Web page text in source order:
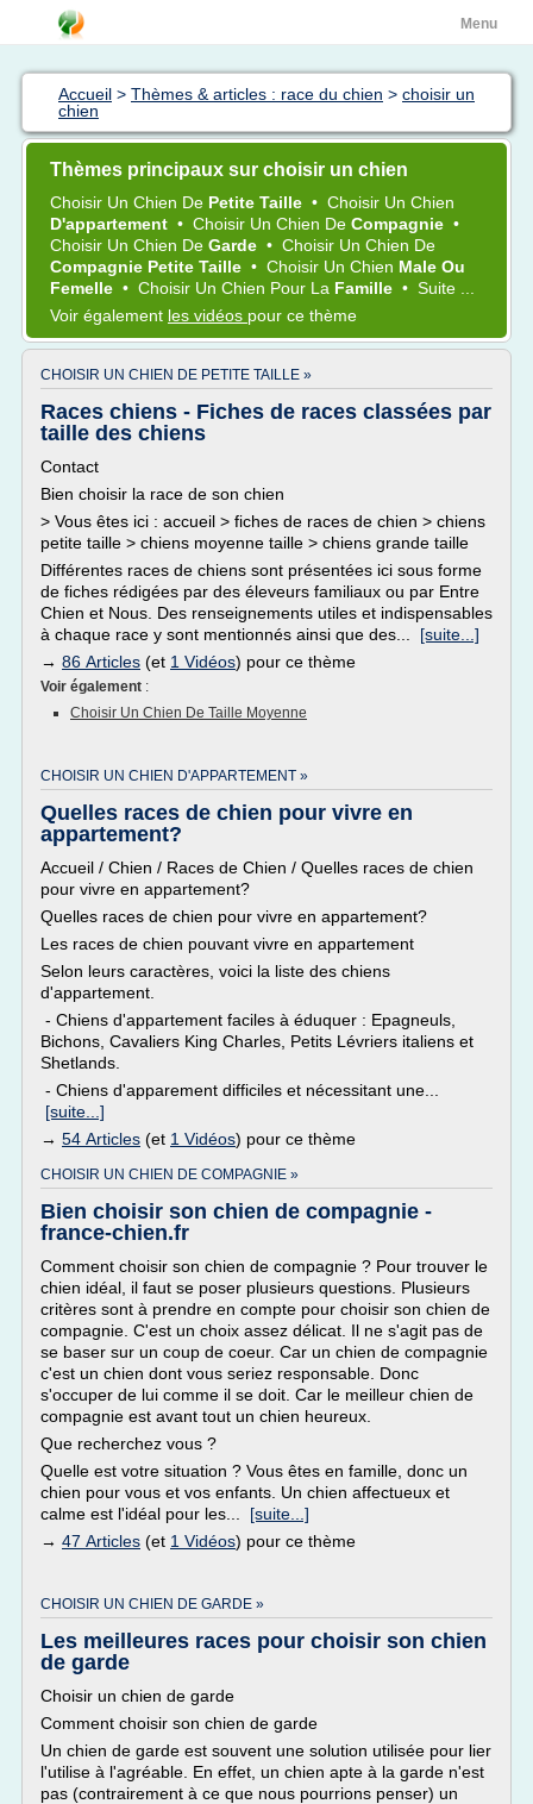
Menu
Accueil > Thèmes & articles : race du chien > choisir un
chien
Thèmes principaux sur choisir un chien
Choisir Un Chien De Petite Taille • Choisir Un Chien
D'appartement • Choisir Un Chien De Compagnie •
Choisir Un Chien De Garde • Choisir Un Chien De
Compagnie Petite Taille • Choisir Un Chien Male Ou
Femelle • Choisir Un Chien Pour La Famille • Suite ...
Voir également les vidéos pour ce thème
CHOISIR UN CHIEN DE PETITE TAILLE »
Races chiens - Fiches de races classées par
taille des chiens
Contact
Bien choisir la race de son chien
> Vous êtes ici : accueil > fiches de races de chien > chiens
petite taille > chiens moyenne taille > chiens grande taille
Différentes races de chiens sont présentées ici sous forme
de fiches rédigées par des éleveurs familiaux ou par Entre
Chien et Nous. Des renseignements utiles et indispensables
à chaque race y sont mentionnés ainsi que des... [suite...]
→ 86 Articles (et 1 Vidéos) pour ce thème
Voir également :
Choisir Un Chien De Taille Moyenne
CHOISIR UN CHIEN D'APPARTEMENT »
Quelles races de chien pour vivre en
appartement?
Accueil / Chien / Races de Chien / Quelles races de chien
pour vivre en appartement?
Quelles races de chien pour vivre en appartement?
Les races de chien pouvant vivre en appartement
Selon leurs caractères, voici la liste des chiens
d'appartement.
- Chiens d'appartement faciles à éduquer : Epagneuls,
Bichons, Cavaliers King Charles, Petits Lévriers italiens et
Shetlands.
- Chiens d'apparement difficiles et nécessitant une...
[suite...]
→ 54 Articles (et 1 Vidéos) pour ce thème
CHOISIR UN CHIEN DE COMPAGNIE »
Bien choisir son chien de compagnie -
france-chien.fr
Comment choisir son chien de compagnie ? Pour trouver le
chien idéal, il faut se poser plusieurs questions. Plusieurs
critères sont à prendre en compte pour choisir son chien de
compagnie. C'est un choix assez délicat. Il ne s'agit pas de
se baser sur un coup de coeur. Car un chien de compagnie
c'est un chien dont vous seriez responsable. Donc
s'occuper de lui comme il se doit. Car le meilleur chien de
compagnie est avant tout un chien heureux.
Que recherchez vous ?
Quelle est votre situation ? Vous êtes en famille, donc un
chien pour vous et vos enfants. Un chien affectueux et
calme est l'idéal pour les... [suite...]
→ 47 Articles (et 1 Vidéos) pour ce thème
CHOISIR UN CHIEN DE GARDE »
Les meilleures races pour choisir son chien
de garde
Choisir un chien de garde
Comment choisir son chien de garde
Un chien de garde est souvent une solution utilisée pour lier
l'utilise à l'agréable. En effet, un chien apte à la garde n'est
pas (contrairement à ce que nous pourrions penser) un